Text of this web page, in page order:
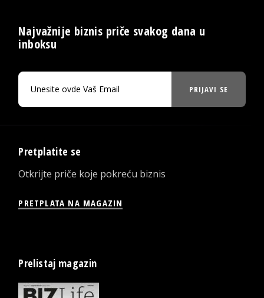
Najvažnije biznis priče svakog dana u
inboksu
PRIJAVI SE
Pretplatite se
Otkrijte priče koje pokreću biznis
PRETPLATA NA MAGAZIN
Prelistaj magazin